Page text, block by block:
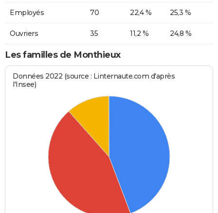
Employés 70 22,4 % 25,3 %
Ouvriers 35 11,2 % 24,8 %
Les familles de Monthieux
Données 2022 (source : Linternaute.com d'après
l'Insee)